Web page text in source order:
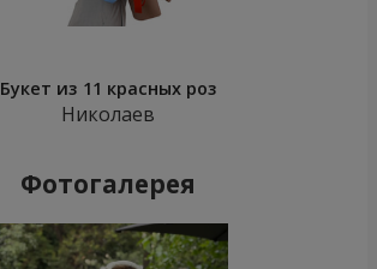
Букет из 11 красных роз
Николаев
Фотогалерея